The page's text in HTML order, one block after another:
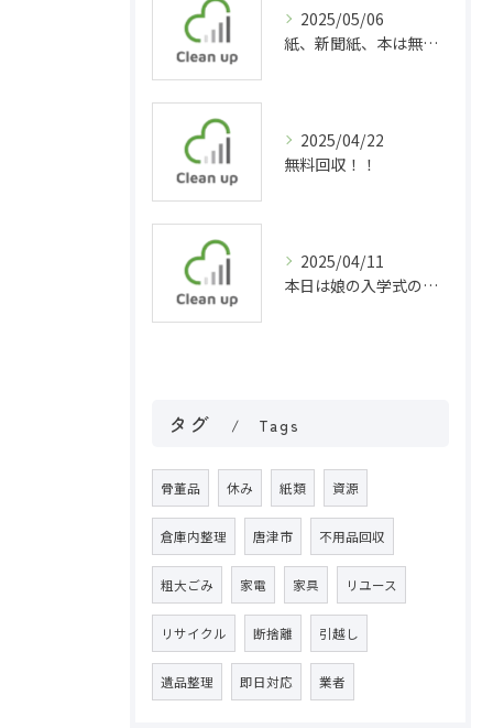
2025/05/06
紙、新聞紙、本は無料回収！
2025/04/22
無料回収！！
2025/04/11
本日は娘の入学式の為お休みしました( ´∀｀)
タグ Tags
骨董品 休み 紙類 資源
倉庫内整理 唐津市 不用品回収
粗大ごみ 家電 家具 リユース
リサイクル 断捨離 引越し
遺品整理 即日対応 業者